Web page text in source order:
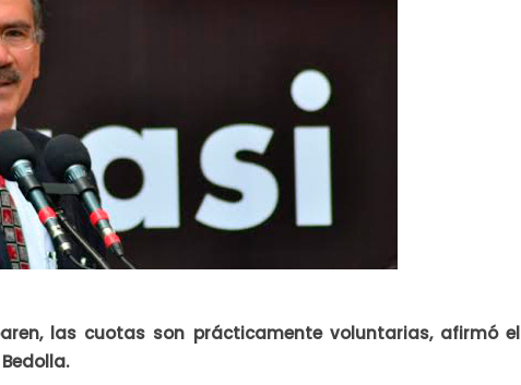
las cuotas son prácticamente voluntarias, afirmó el
.